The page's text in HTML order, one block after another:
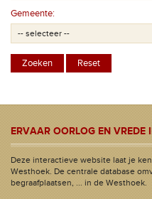
Gemeente:
ERVAAR OORLOG EN VREDE
Deze interactieve website laat je
Westhoek. De centrale database
begraafplaatsen, ... in de Westhoek.